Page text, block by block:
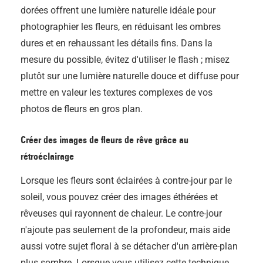
dorées offrent une lumière naturelle idéale pour
photographier les fleurs, en réduisant les ombres
dures et en rehaussant les détails fins. Dans la
mesure du possible, évitez d'utiliser le flash ; misez
plutôt sur une lumière naturelle douce et diffuse pour
mettre en valeur les textures complexes de vos
photos de fleurs en gros plan.
Créer des images de fleurs de rêve grâce au
rétroéclairage
Lorsque les fleurs sont éclairées à contre-jour par le
soleil, vous pouvez créer des images éthérées et
rêveuses qui rayonnent de chaleur. Le contre-jour
n'ajoute pas seulement de la profondeur, mais aide
aussi votre sujet floral à se détacher d'un arrière-plan